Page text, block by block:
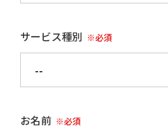
サービス種別 ※必須
お名前 ※必須